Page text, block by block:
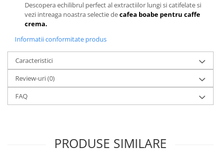
Descopera echilibrul perfect al extractiilor lungi si catifelate si
vezi intreaga noastra selectie decafea boabe pentru caffe
crema.
Informatii conformitate produs
Caracteristici
Review-uri(0)
FAQ
PRODUSE SIMILARE